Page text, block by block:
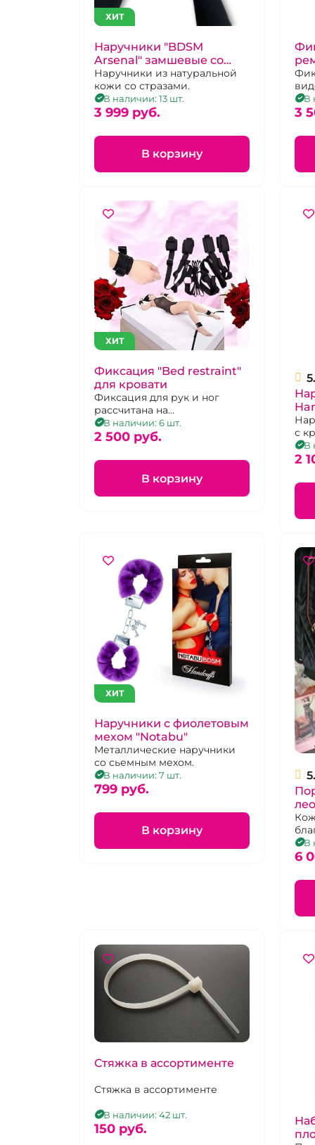
ХИТ
Наручники "BDSM
Arsenal" замшевые со
стразами
Наручники из натуральной
кожи со стразами.
В наличии: 13 шт.
3 999 pуб.
В корзину
В
3
ХИТ
Фиксация "Bed restraint"
для кровати
Фиксация для рук и ног
рассчитана на
полутороспальную кровать
шириной 90-110 см.
В наличии: 6 шт.
2 500 pуб.
В корзину
с
В
2
ХИТ
Наручники с фиолетовым
мехом "Notabu"
Металлические наручники
со сьемным мехом.
В наличии: 7 шт.
799 pуб.
В корзину
В
6
Стяжка в ассортименте
Стяжка в ассортименте
В наличии: 42 шт.
150 pуб.